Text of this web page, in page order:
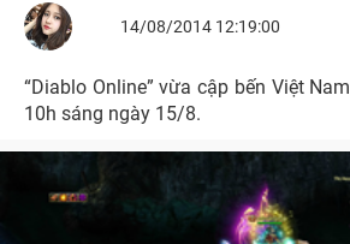
14/08/2014 12:19:00
“Diablo Online” vừa cập bến Việt
10h sáng ngày 15/8.